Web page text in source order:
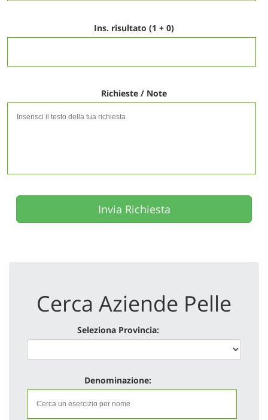
Ins. risultato (1 + 0)
Richieste / Note
Invia Richiesta
Cerca Aziende Pelle
Seleziona Provincia:
Denominazione: